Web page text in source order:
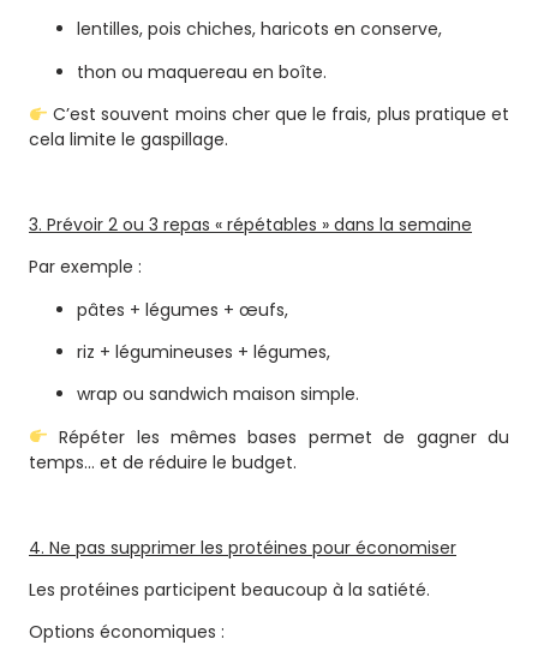
lentilles, pois chiches, haricots en conserve,
thon ou maquereau en boîte.
C’est souvent moins cher que le frais, plus pratique et
cela limite le gaspillage.
3. Prévoir 2 ou 3 repas « répétables » dans la semaine
Par exemple :
pâtes + légumes + œufs,
riz + légumineuses + légumes,
wrap ou sandwich maison simple.
Répéter les mêmes bases permet de gagner du
temps… et de réduire le budget.
4. Ne pas supprimer les protéines pour économiser
Les protéines participent beaucoup à la satiété.
Options économiques :